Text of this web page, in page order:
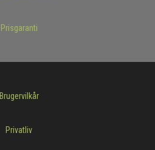
Prisgaranti
Brugervilkår
Privatliv